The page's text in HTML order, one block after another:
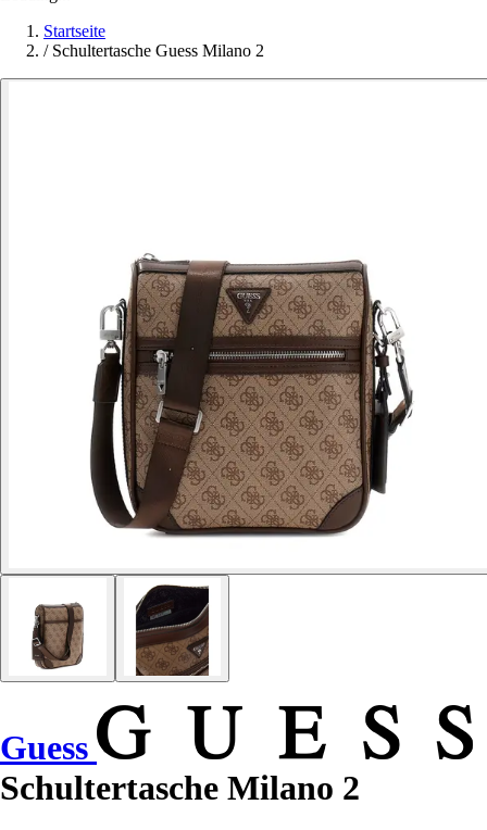
Startseite
/ Schultertasche Guess Milano 2
Guess
Schultertasche Milano 2